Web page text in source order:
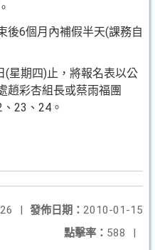
後6個月內補假半天(課務自
(星期四)止，將報名表以公
趙彩杏組長或蔡雨福團
23、24。
發佈日期： 2010-01-15
|
點擊率： 588 |